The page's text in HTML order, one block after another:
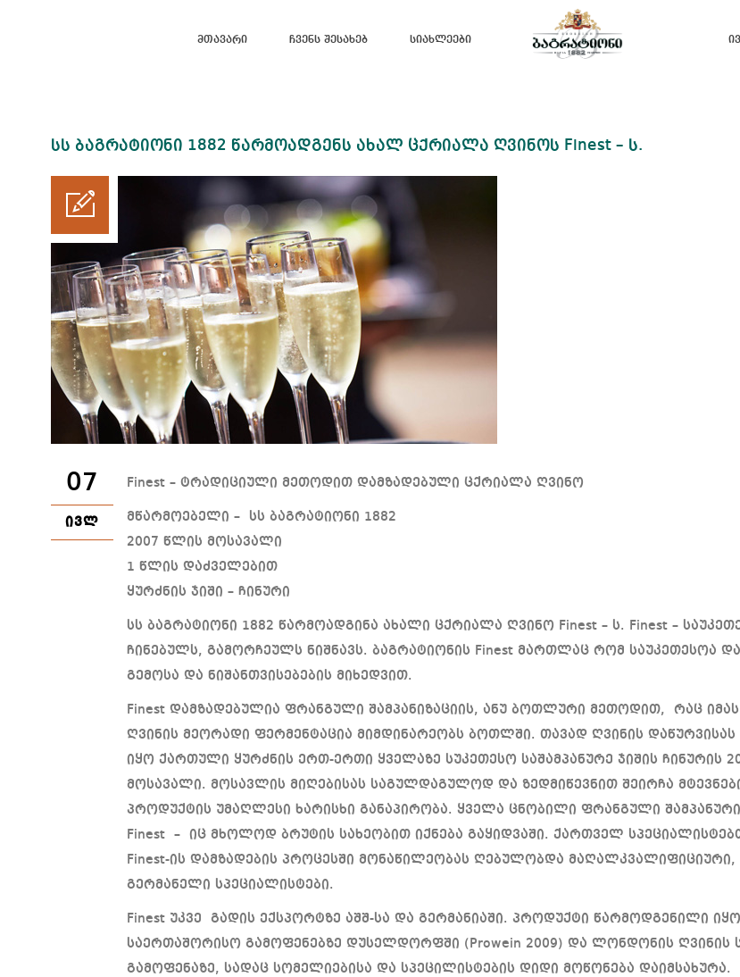
Მთავარი Ჩვენს Შესახებ Სიახლეები
სს ბაგრატიონი 1882 წარმოადგენს ახალ ცქრიალა ღვინოს Finest – ს.
07
ᲘᲕᲚ
Finest – ტრადიციული მეთოდით დამზადებული ცქრიალა ღვინო
მწარმოებელი – სს ბაგრატიონი 1882
2007 წლის მოსავალი
1 წლის დაძველებით
ყურძნის ჯიში – ჩინური
სს ბაგრატიონი 1882 წარმოადგინა ახალი ცქრიალა ღვინო Finest – ს. Finest –
ჩინებულს, გამორჩეულს ნიშნავს. ბაგრატიონის Finest მართლაც რომ საუკეთესოა
გემოსა და ნიშანთვისებების მიხედვით.
Finest დამზადებულია ფრანგული შამპანიზაციის, ანუ ბოთლური მეთოდით, რაც იმას
ღვინის მეორადი ფერმენტაცია მიმდინარეობს ბოთლში. თავად ღვინის დაწურვისას
იყო ქართული ყურძნის ერთ-ერთი ყველაზე სუკეთესო საშამპანურე ჯიშის ჩინურის
მოსავალი. მოსავლის მიღებისას საგულდაგულოდ და ზედმიწევნით შეირჩა
პროდუქტის უმაღლესი ხარისხი განაპირობა. ყველა ცნობილი ფრანგული
Finest – იც მხოლოდ ბრუტის სახეობით იქნება გაყიდვაში. ქართველ
Finest-ის დამზადების პროცესში მონაწილეობას ღებულობდა
გერმანელი სპეციალისტები.
Finest უკვე გადის ექსპორტზე აშშ-სა და გერმანიაში. პროდუქტი წარმოდგენილი იყო
საერთაშორისო გამოფენებზე დუსელდორფში (Prowein 2009) და ლონდონის ღვინის
გამოფენაზე, სადაც სომელიებისა და სპეცილისტების დიდი მოწონება დაიმსახურა.